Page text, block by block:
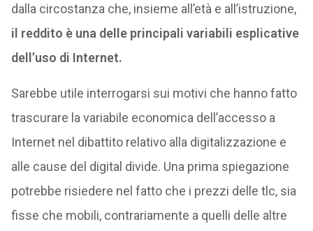
dalla circostanza che, insieme all’età e all’istruzione,
il reddito è una delle principali variabili esplicative
dell’uso di Internet.
Sarebbe utile interrogarsi sui motivi che hanno fatto
trascurare la variabile economica dell’accesso a
Internet nel dibattito relativo alla digitalizzazione e
alle cause del digital divide. Una prima spiegazione
potrebbe risiedere nel fatto che i prezzi delle tlc, sia
fisse che mobili, contrariamente a quelli delle altre